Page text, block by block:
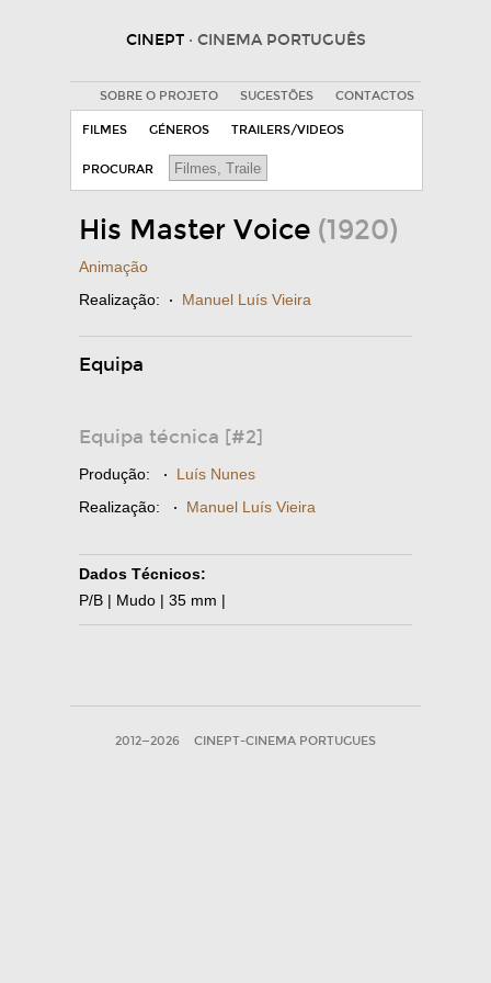
CINEPT · CINEMA PORTUGUÊS
SOBRE O PROJETO SUGESTÕES CONTACTOS
FILMES GÉNEROS TRAILERS/VIDEOS
PROCURAR
His Master Voice (1920)
Animação
Realização: · Manuel Luís Vieira
Equipa
Equipa técnica [#2]
Produção: · Luís Nunes
Realização: · Manuel Luís Vieira
Dados Técnicos:
P/B | Mudo | 35 mm |
2012—2026 CINEPT-CINEMA PORTUGUES